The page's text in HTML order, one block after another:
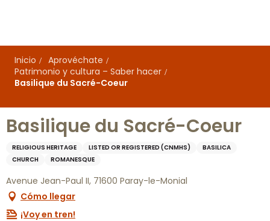
principal
Inicio
Aprovéchate
Patrimonio y cultura – Saber hacer
Basilique du Sacré-Coeur
Basilique du Sacré-Coeur
RELIGIOUS HERITAGE LISTED OR REGISTERED (CNMHS)
BASILICA
CHURCH
ROMANESQUE
Avenue Jean-Paul II, 71600 Paray-le-Monial
Cómo llegar
¡Voy en tren!